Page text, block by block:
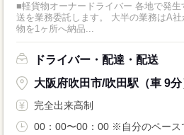
■軽貨物オーナードライバー 各地で発生する企業からの スポット配
送を業務委託します。 大半の業務はA社からB社まで、 「1ヶ所の荷
物を1ヶ所へ納品...
ドライバー・配達・配送
大阪府吹田市/吹田駅（車 9分
完全出来高制
00：00〜00：00 ※自分のペース